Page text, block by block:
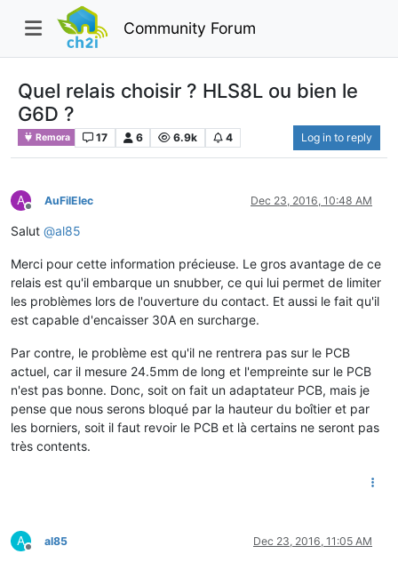
Community Forum
Quel relais choisir ? HLS8L ou bien le
G6D ?
Remora 17 6 6.9k 4 Log in to reply
A
Offline
AuFilElec Dec 23, 2016, 10:48 AM
Salut @al85
Merci pour cette information précieuse. Le gros avantage de ce
relais est qu'il embarque un snubber, ce qui lui permet de limiter
les problèmes lors de l'ouverture du contact. Et aussi le fait qu'il
est capable d'encaisser 30A en surcharge.
Par contre, le problème est qu'il ne rentrera pas sur le PCB
actuel, car il mesure 24.5mm de long et l'empreinte sur le PCB
n'est pas bonne. Donc, soit on fait un adaptateur PCB, mais je
pense que nous serons bloqué par la hauteur du boîtier et par
les borniers, soit il faut revoir le PCB et là certains ne seront pas
très contents.
A
Offline
al85 Dec 23, 2016, 11:05 AM